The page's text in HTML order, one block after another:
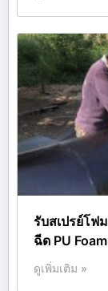
รับสเปรย์โฟ
ฉีด PU
ดูเพิ่มเติม »